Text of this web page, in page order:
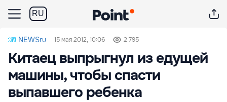
RU
NEWSru 15 мая 2012, 10:06 2 795
Kитаец выпрыгнул из едущей
машины, чтобы спасти
выпавшего ребенка